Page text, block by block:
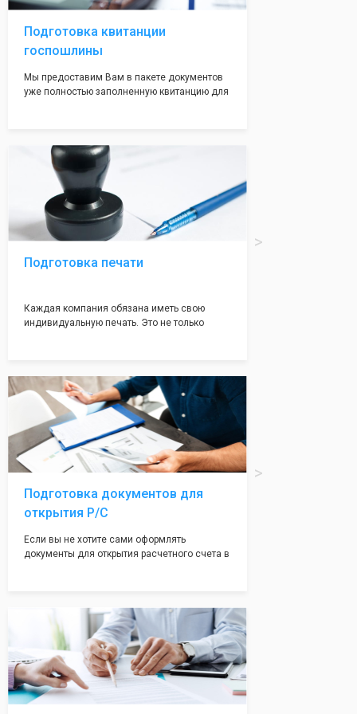
адреса не массовые и очень надежные!
Подготовка квитанции
госпошлины
Мы предоставим Вам в пакете документов
уже полностью заполненную квитанцию для
посредственно в налоговой инспекции при
подаче документов на регистрацию.
Подготовка печати
Каждая компания обязана иметь свою
индивидуальную печать. Это не только
вам поможем с помощью изготовления
печати по индивидуальному эскизу, который
Вы выберете сами из нашего каталога.
Подготовка документов для
открытия Р/С
Если вы не хотите сами оформлять
документы для открытия расчетного счета в
открытия счета, с минимальным затратом
вашего времени и сил!